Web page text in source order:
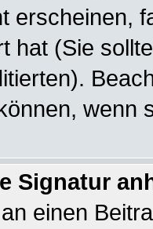
erscheinen,
hat (Sie
wenn
Signatur
einen